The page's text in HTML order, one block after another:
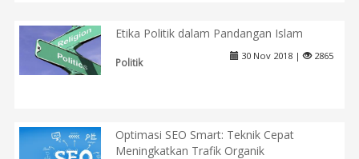
Etika Politik dalam Pandangan Islam
Politik
30 Nov 2018 | 2865
Optimasi SEO Smart: Teknik Cepat
Meningkatkan Trafik Organik